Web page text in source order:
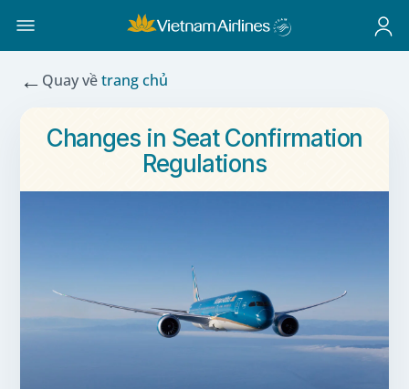
← Quay vềtrang chủ
Changes in Seat Confirmation
Regulations